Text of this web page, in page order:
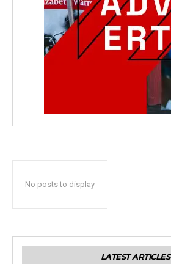
No posts to display
LATEST ARTICLES